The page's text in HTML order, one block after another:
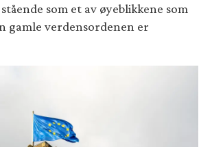
som et av øyeblikkene som
gamle verdensordenen er